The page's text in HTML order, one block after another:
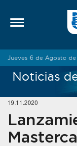
Jueves 6 de Agosto
Noticias
19.11.2020